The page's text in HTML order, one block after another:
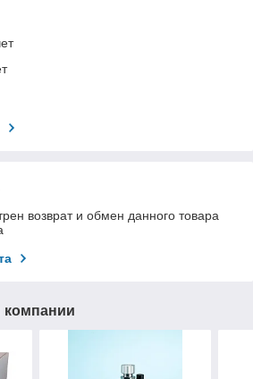
возврат и обмен данного товара